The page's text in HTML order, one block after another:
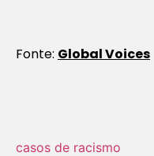
Fonte: Global Voices
casos de racismo